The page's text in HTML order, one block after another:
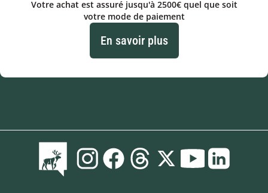
Votre achat est assuré jusqu'à 2500€ quel que soit
votre mode de paiement
En savoir plus